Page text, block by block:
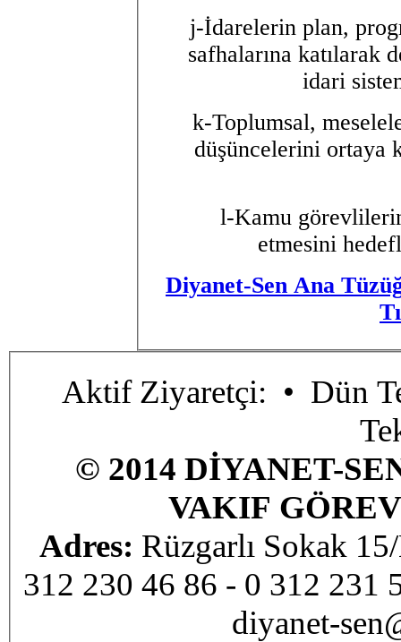
j-İdarelerin plan,
safhalarına katılarak
idari
k-Toplumsal,
düşüncelerini ortaya
l-Kamu
etmesini
Diyanet-Sen Ana
Aktif Ziyaretçi: • Dün
© 2014 DİYANET-
VAKIF
Adres: Rüzgarlı Sokak
312 230 46 86 - 0 312 231
diyanet-